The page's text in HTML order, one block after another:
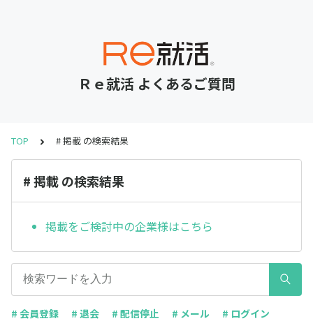
Ｒｅ就活 よくあるご質問
TOP # 掲載 の検索結果
# 掲載 の検索結果
掲載をご検討中の企業様はこちら
# 会員登録 # 退会 # 配信停止 # メール
# ログイン